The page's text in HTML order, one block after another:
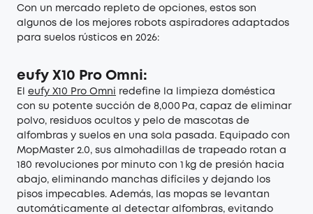
Con un mercado repleto de opciones, estos son
algunos de los mejores robots aspiradores adaptados
para suelos rústicos en 2026:
eufy X10 Pro Omni:
El eufy X10 Pro Omni redefine la limpieza doméstica
con su potente succión de 8,000 Pa, capaz de eliminar
polvo, residuos ocultos y pelo de mascotas de
alfombras y suelos en una sola pasada. Equipado con
MopMaster 2.0, sus almohadillas de trapeado rotan a
180 revoluciones por minuto con 1 kg de presión hacia
abajo, eliminando manchas difíciles y dejando los
pisos impecables. Además, las mopas se levantan
automáticamente al detectar alfombras, evitando